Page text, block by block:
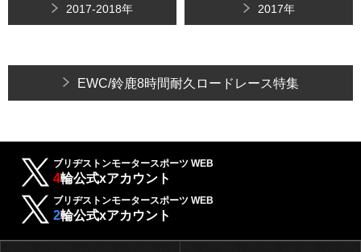
2017-2018年 2017年
EWC/鈴鹿8時間耐久ロードレース特集
ブリヂストンモータースポーツ WEB
4輪公式xアカウント
ブリヂストンモータースポーツ WEB
2輪公式xアカウント